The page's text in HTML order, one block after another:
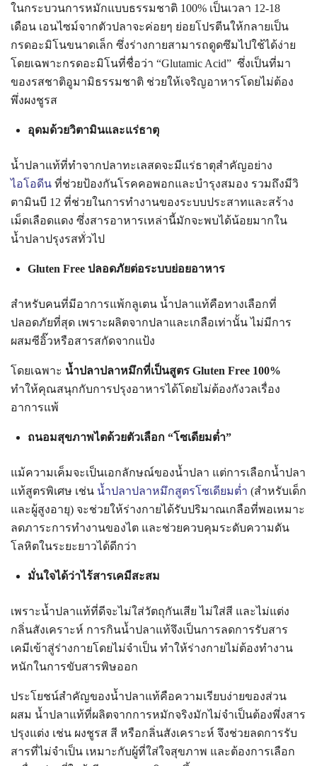
ในกระบวนการหมักแบบธรรมชาติ 100% เป็นเวลา 12-18
เดือน เอนไซม์จากตัวปลาจะค่อยๆ ย่อยโปรตีนให้กลายเป็น
กรดอะมิโนขนาดเล็ก ซึ่งร่างกายสามารถดูดซึมไปใช้ได้ง่าย
โดยเฉพาะกรดอะมิโนที่ชื่อว่า “Glutamic Acid” ซึ่งเป็นที่มา
ของรสชาติอูมามิธรรมชาติ ช่วยให้เจริญอาหารโดยไม่ต้อง
พึ่งผงชูรส
อุดมด้วยวิตามินและแร่ธาตุ
น้ำปลาแท้ที่ทำจากปลาทะเลสดจะมีแร่ธาตุสำคัญอย่าง
ไอโอดีน ที่ช่วยป้องกันโรคคอพอกและบำรุงสมอง รวมถึงมีวิ
ตามินบี 12 ที่ช่วยในการทำงานของระบบประสาทและสร้าง
เม็ดเลือดแดง ซึ่งสารอาหารเหล่านี้มักจะพบได้น้อยมากใน
น้ำปลาปรุงรสทั่วไป
Gluten Free ปลอดภัยต่อระบบย่อยอาหาร
สำหรับคนที่มีอาการแพ้กลูเตน น้ำปลาแท้คือทางเลือกที่
ปลอดภัยที่สุด เพราะผลิตจากปลาและเกลือเท่านั้น ไม่มีการ
ผสมซีอิ๊วหรือสารสกัดจากแป้ง
โดยเฉพาะ น้ำปลาปลาหมึกที่เป็นสูตร Gluten Free 100%
ทำให้คุณสนุกกับการปรุงอาหารได้โดยไม่ต้องกังวลเรื่อง
อาการแพ้
ถนอมสุขภาพไตด้วยตัวเลือก “โซเดียมต่ำ”
แม้ความเค็มจะเป็นเอกลักษณ์ของน้ำปลา แต่การเลือกน้ำปลา
แท้สูตรพิเศษ เช่น น้ำปลาปลาหมึกสูตรโซเดียมต่ำ (สำหรับเด็ก
และผู้สูงอายุ) จะช่วยให้ร่างกายได้รับปริมาณเกลือที่พอเหมาะ
ลดภาระการทำงานของไต และช่วยควบคุมระดับความดัน
โลหิตในระยะยาวได้ดีกว่า
มั่นใจได้ว่าไร้สารเคมีสะสม
เพราะน้ำปลาแท้ที่ดีจะไม่ใส่วัตถุกันเสีย ไม่ใส่สี และไม่แต่ง
กลิ่นสังเคราะห์ การกินน้ำปลาแท้จึงเป็นการลดการรับสาร
เคมีเข้าสู่ร่างกายโดยไม่จำเป็น ทำให้ร่างกายไม่ต้องทำงาน
หนักในการขับสารพิษออก
ประโยชน์สำคัญของน้ำปลาแท้คือความเรียบง่ายของส่วน
ผสม น้ำปลาแท้ที่ผลิตจากการหมักจริงมักไม่จำเป็นต้องพึ่งสาร
ปรุงแต่ง เช่น ผงชูรส สี หรือกลิ่นสังเคราะห์ จึงช่วยลดการรับ
สารที่ไม่จำเป็น เหมาะกับผู้ที่ใส่ใจสุขภาพ และต้องการเลือก